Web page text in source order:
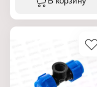
Вид: переходная
Резьба присоединения:
Температура
применения: от 0 до +40